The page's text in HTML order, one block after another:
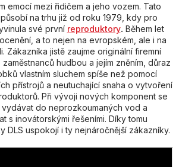
emocí mezi řidičem a jeho vozem. Tato
na trhu již od roku 1979, kdy pro
své první reproduktory. Během let
a to nejen na evropském, ale i na
Zákazníka jistě zaujme originální firemní
hudbou a jejím zněním, důraz
vlastním sluchem spíše než pomocí
přístrojů a neutuchající snaha o vytvoření
Při vývoji nových komponent se
do neprozkoumaných vod a
s inovátorskými řešeními. Díky tomu
DLS uspokojí i ty nejnáročnější zákazníky.